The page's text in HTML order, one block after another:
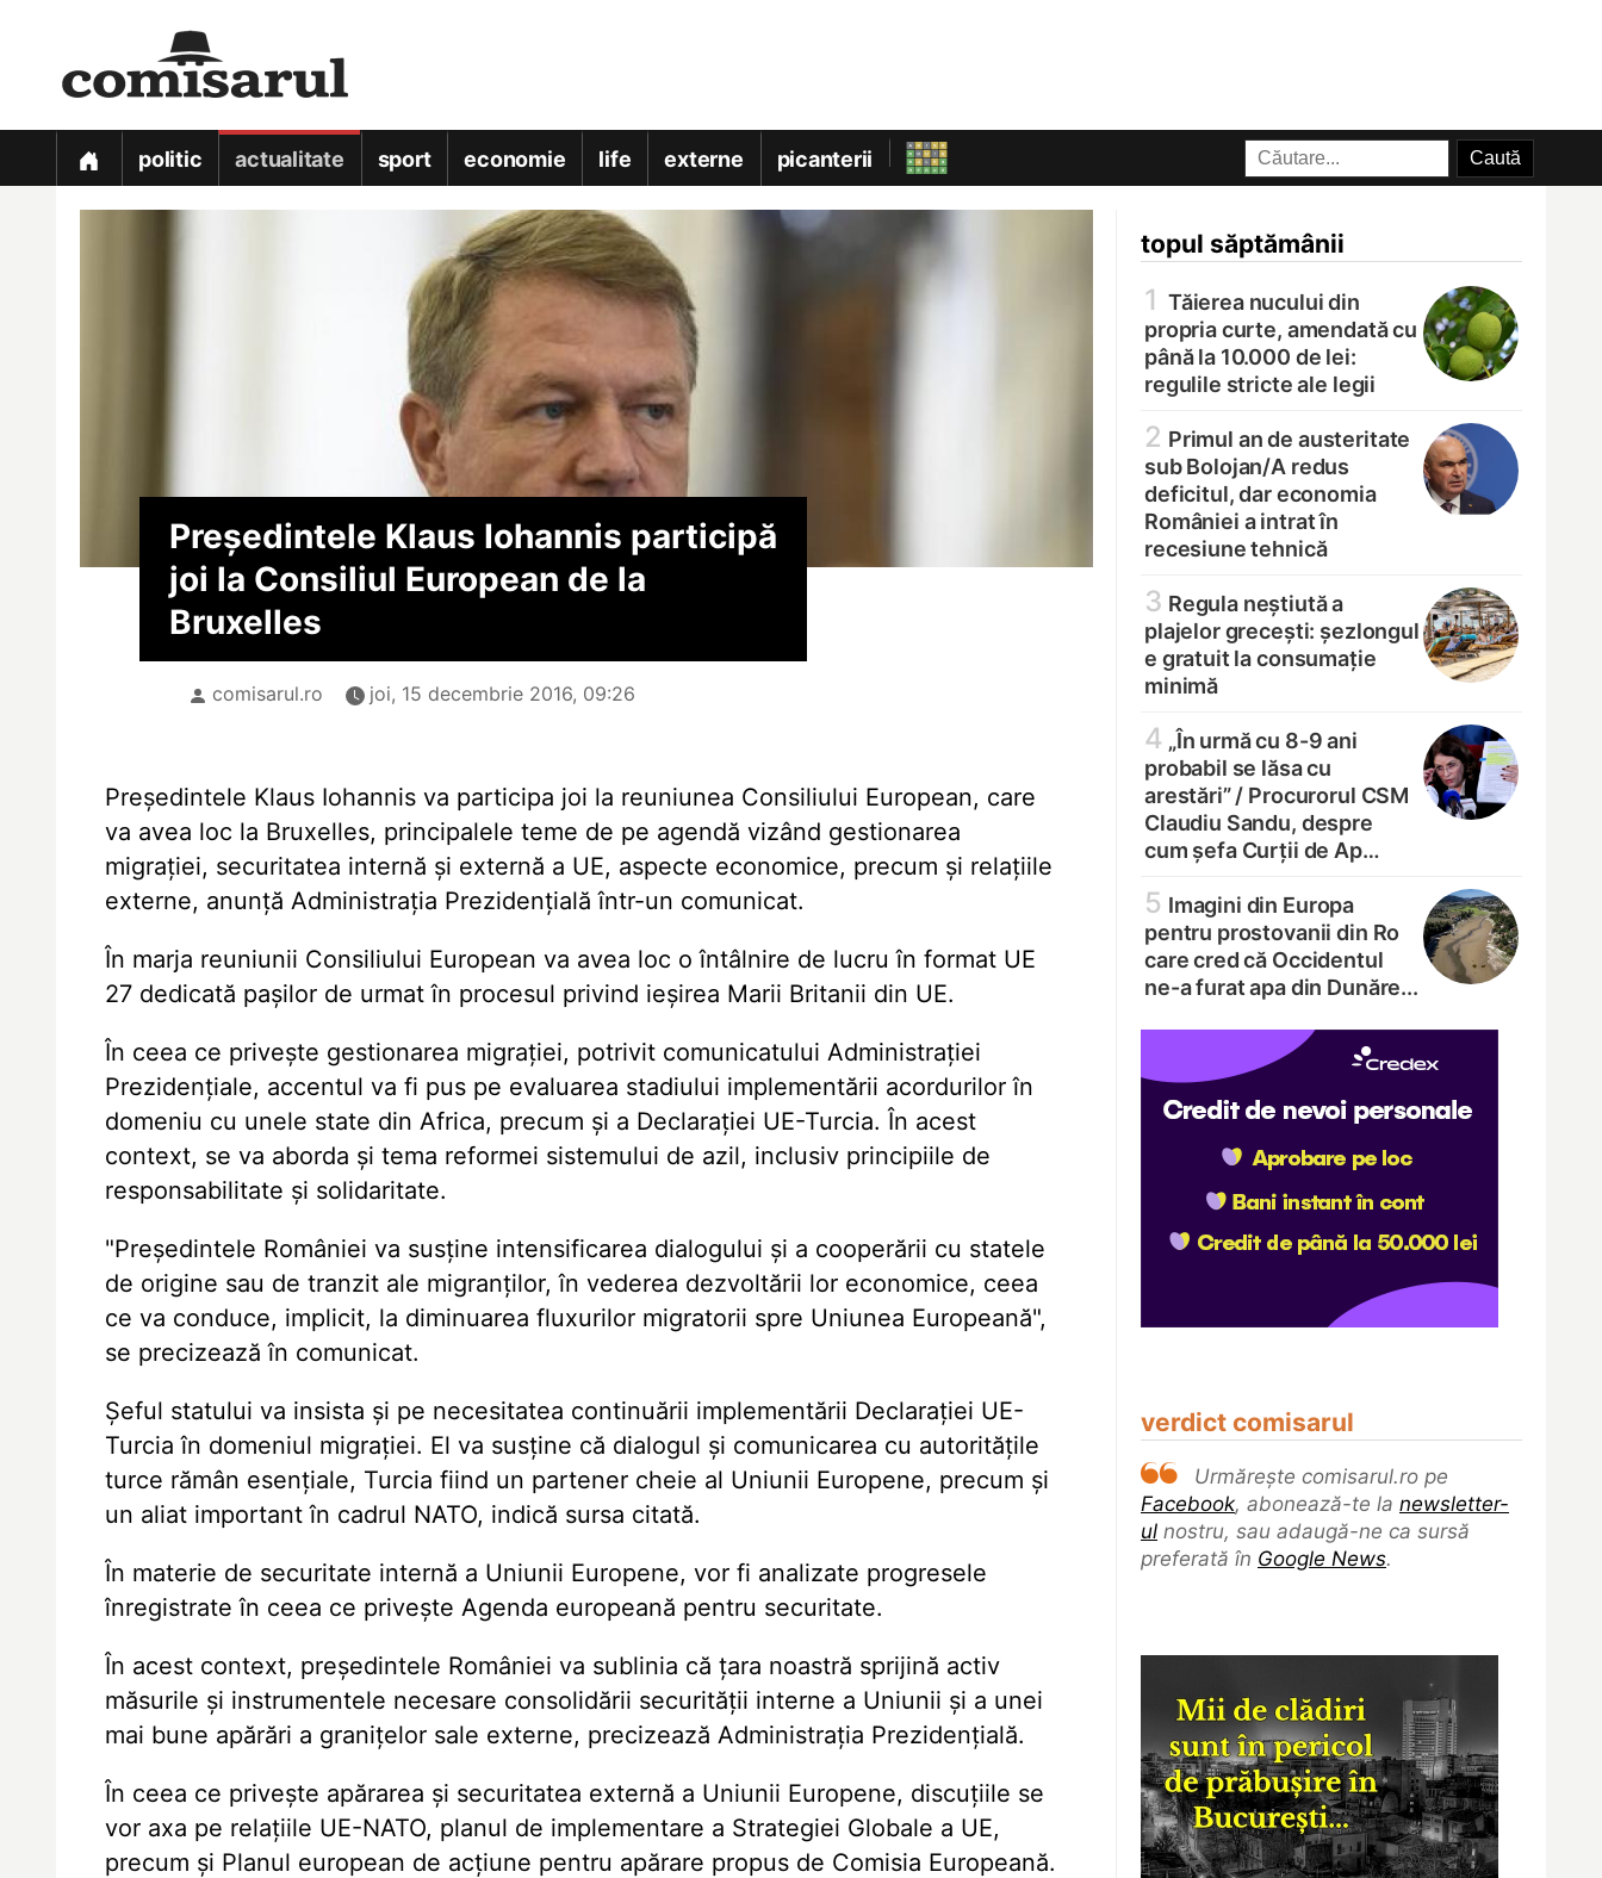
politic actualitate sport economie life externe picanterii
topul săptămânii
1 Tăierea nucului din
propria curte, amendată cu
până la 10.000 de lei:
regulile stricte ale legii
2 Primul an de austeritate
sub Bolojan/A redus
deficitul, dar economia
României a intrat în
recesiune tehnică
3 Regula neștiută a
plajelor grecești: șezlongul
e gratuit la consumație
minimă
4 „În urmă cu 8-9 ani
probabil se lăsa cu
arestări” / Procurorul CSM
Claudiu Sandu, despre
cum șefa Curții de Ap…
5 Imagini din Europa
pentru prostovanii din Ro
care cred că Occidentul
ne-a furat apa din Dunăre...
verdict comisarul
Urmărește comisarul.ro pe
Facebook, abonează-te la newsletter-
ul nostru, sau adaugă-ne ca sursă
preferată în Google News.
Președintele Klaus Iohannis participă
joi la Consiliul European de la
Bruxelles
comisarul.ro joi, 15 decembrie 2016, 09:26
Președintele Klaus Iohannis va participa joi la reuniunea Consiliului European, care
va avea loc la Bruxelles, principalele teme de pe agendă vizând gestionarea
migrației, securitatea internă și externă a UE, aspecte economice, precum și relațiile
externe, anunță Administrația Prezidențială într-un comunicat.
În marja reuniunii Consiliului European va avea loc o întâlnire de lucru în format UE
27 dedicată pașilor de urmat în procesul privind ieșirea Marii Britanii din UE.
În ceea ce privește gestionarea migrației, potrivit comunicatului Administrației
Prezidențiale, accentul va fi pus pe evaluarea stadiului implementării acordurilor în
domeniu cu unele state din Africa, precum și a Declarației UE-Turcia. În acest
context, se va aborda și tema reformei sistemului de azil, inclusiv principiile de
responsabilitate și solidaritate.
"Președintele României va susține intensificarea dialogului și a cooperării cu statele
de origine sau de tranzit ale migranților, în vederea dezvoltării lor economice, ceea
ce va conduce, implicit, la diminuarea fluxurilor migratorii spre Uniunea Europeană",
se precizează în comunicat.
Șeful statului va insista și pe necesitatea continuării implementării Declarației UE-
Turcia în domeniul migrației. El va susține că dialogul și comunicarea cu autoritățile
turce rămân esențiale, Turcia fiind un partener cheie al Uniunii Europene, precum și
un aliat important în cadrul NATO, indică sursa citată.
În materie de securitate internă a Uniunii Europene, vor fi analizate progresele
înregistrate în ceea ce privește Agenda europeană pentru securitate.
În acest context, președintele României va sublinia că țara noastră sprijină activ
măsurile și instrumentele necesare consolidării securității interne a Uniunii și a unei
mai bune apărări a granițelor sale externe, precizează Administrația Prezidențială.
În ceea ce privește apărarea și securitatea externă a Uniunii Europene, discuțiile se
vor axa pe relațiile UE-NATO, planul de implementare a Strategiei Globale a UE,
precum și Planul european de acțiune pentru apărare propus de Comisia Europeană.